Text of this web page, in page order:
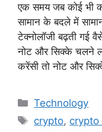
एक समय जब कोई भी
सामान के बदले में
टेक्नोलॉजी बढ़ती गई
नोट और सिक्के चलने
करेंसी तो नोट और
Technology
crypto, crypto